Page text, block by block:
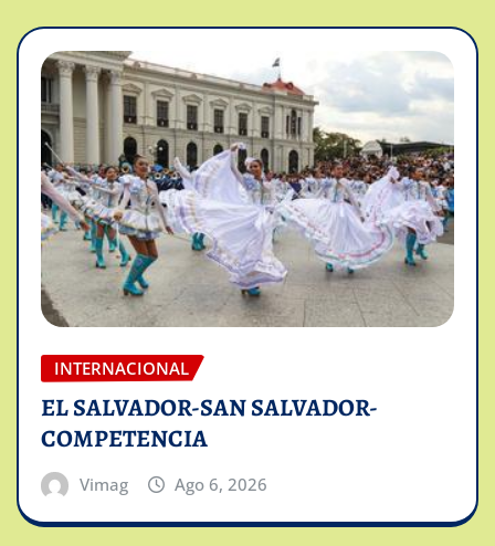
INTERNACIONAL
EL SALVADOR-SAN SALVADOR-
COMPETENCIA
Vimag Ago 6, 2026